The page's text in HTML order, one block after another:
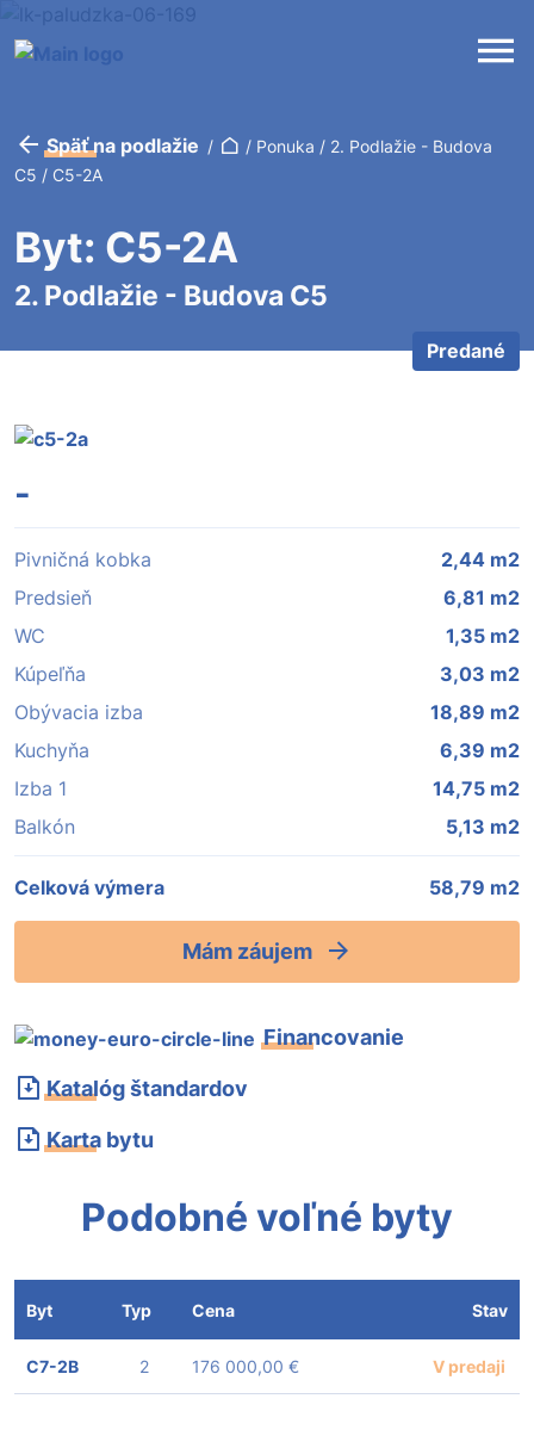
Byt: C5-2A
2. Podlažie - Budova C5
Späť na podlažie / / Ponuka / 2. Podlažie - Budova
C5 / C5-2A
Predané
-
Pivničná kobka
2,44 m2
Predsieň
6,81 m2
WC
1,35 m2
Kúpeľňa
3,03 m2
Obývacia izba
18,89 m2
Kuchyňa
6,39 m2
Izba 1
14,75 m2
Balkón
5,13 m2
Celková výmera 58,79 m2
Mám záujem
Financovanie
Katalóg štandardov
Karta bytu
Podobné voľné byty
Byt Typ Cena Stav
C7-2B 2 176 000,00 € V predaji